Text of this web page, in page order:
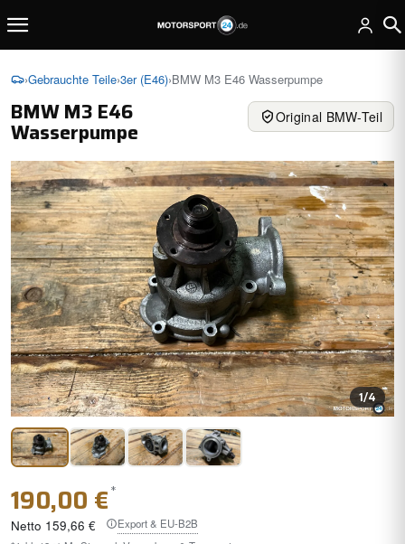
›Gebrauchte Teile›3er (E46)›BMW M3 E46 Wasserpumpe
BMW M3 E46
Wasserpumpe
Original BMW-Teil
1/4
190,00 €*
Netto 159,66 €
Export & EU-B2B